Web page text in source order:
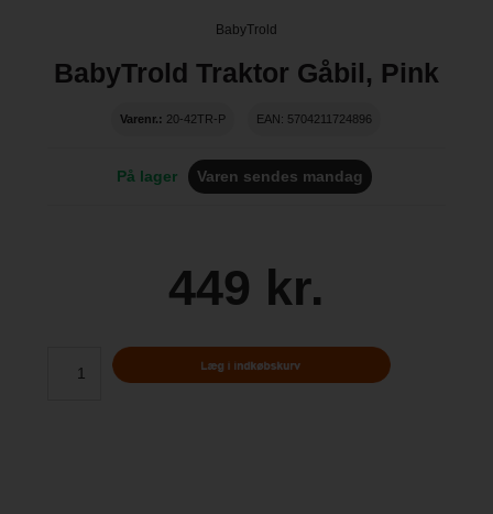
BabyTrold
BabyTrold Traktor Gåbil, Pink
Varenr.: 20-42TR-P EAN: 5704211724896
På lager Varen sendes mandag
449 kr.